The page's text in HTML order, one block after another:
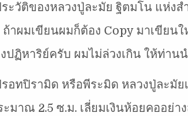
ะวัติของหลวงปู่ละมัย ฐิตมโน แห่ง
าผมเขียนผมก็ต้อง Copy มาเขียน
ปฏิหาริย์ครับ ผมไม่ล่วงเกิน ให้ท่าน
อทปิรามิด หรือพีระมิด หลวงปู่ละมั
มาณ 2.5 ซ.ม. เลี่ยมเงินห้อยคออย่